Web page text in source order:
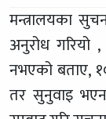
मन्त्रालयका
अनुरोध गरियो
नभएको बताए,
तर सुनुवाइ भएन